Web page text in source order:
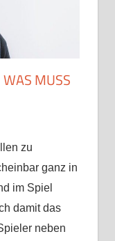
MUSS
Reality
Brille
muss
zu
ganz in
im Spiel
damit das
neben